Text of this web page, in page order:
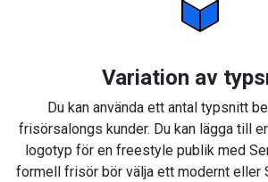
Variation av
Du kan använda ett antal typsnitt
frisörsalongs kunder. Du kan lägga till
logotyp för en freestyle publik med
formell frisör bör välja ett modernt eller